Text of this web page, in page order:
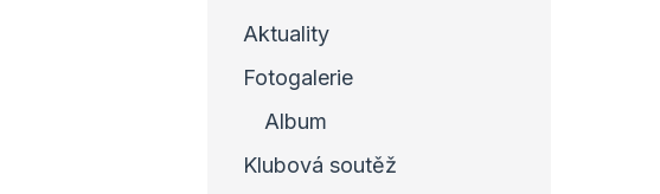
Aktuality
Fotogalerie
Album
Klubová soutěž